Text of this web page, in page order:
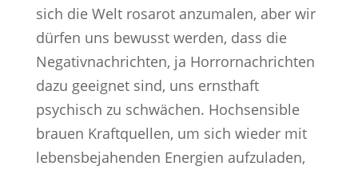
sich die Welt rosarot anzumalen, aber wir
dürfen uns bewusst werden, dass die
Negativnachrichten, ja Horrornachrichten
dazu geeignet sind, uns ernsthaft
psychisch zu schwächen. Hochsensible
brauen Kraftquellen, um sich wieder mit
lebensbejahenden Energien aufzuladen,